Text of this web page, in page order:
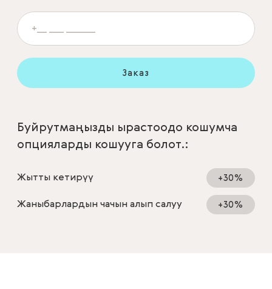
Заказ
Буйрутмаңызды ырастоодо кошумча
опцияларды кошууга болот.:
Жытты кетирүү +30%
Жаныбарлардын чачын алып салуу +30%